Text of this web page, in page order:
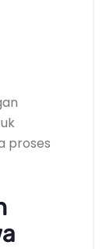
proses